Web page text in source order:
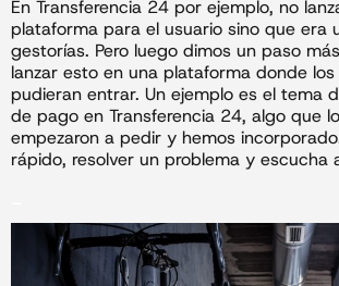
En Transferencia 24 por ejemplo, no
plataforma para el usuario sino que era
gestorías. Pero luego dimos un paso
lanzar esto en una plataforma donde los
pudieran entrar. Un ejemplo es el tema
de pago en Transferencia 24, algo que
empezaron a pedir y hemos
rápido, resolver un problema y escucha